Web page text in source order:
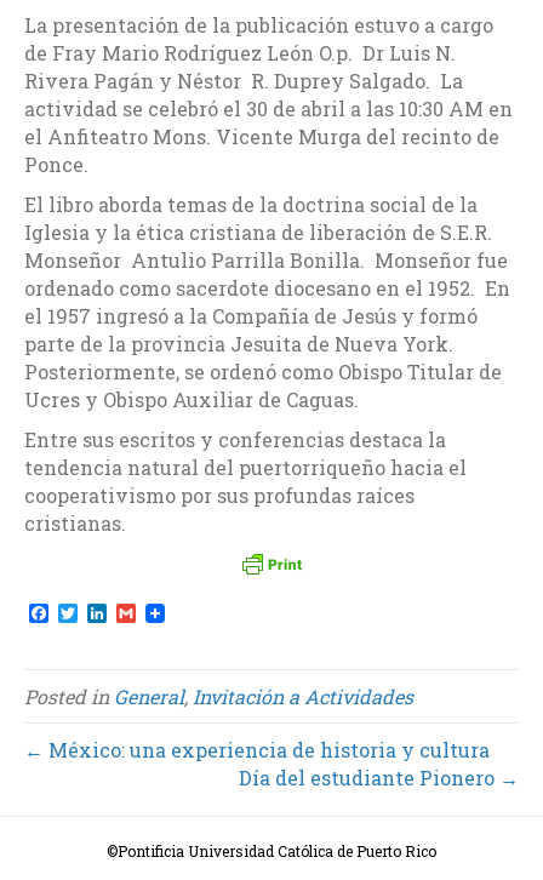
La presentación de la publicación estuvo a cargo
de Fray Mario Rodríguez León O.p. Dr Luis N.
Rivera Pagán y Néstor R. Duprey Salgado. La
actividad se celebró el 30 de abril a las 10:30 AM en
el Anfiteatro Mons. Vicente Murga del recinto de
Ponce.
El libro aborda temas de la doctrina social de la
Iglesia y la ética cristiana de liberación de S.E.R.
Monseñor Antulio Parrilla Bonilla. Monseñor fue
ordenado como sacerdote diocesano en el 1952. En
el 1957 ingresó a la Compañía de Jesús y formó
parte de la provincia Jesuita de Nueva York.
Posteriormente, se ordenó como Obispo Titular de
Ucres y Obispo Auxiliar de Caguas.
Entre sus escritos y conferencias destaca la
tendencia natural del puertorriqueño hacia el
cooperativismo por sus profundas raíces
cristianas.
F
a
e
b
o
o
k
T
w
t
t
e
r
L
k
e
d
I
n
G
m
i
l
Posted inGeneral, Invitación a Actividades
← México: una experiencia de historia y cultura
Día del estudiante Pionero →
©Pontificia Universidad Católica de Puerto Rico